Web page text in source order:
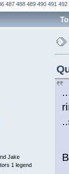
487 488 489 490 491 492
Jake
1 legend